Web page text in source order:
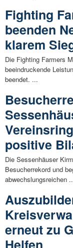
Fighting
beenden
klarem
Die Fighting Farmers
beeindruckende
beendet. ...
positive
Die Sessenhäuser
Besucherrekord und
abwechslungsreichen
erneut zu